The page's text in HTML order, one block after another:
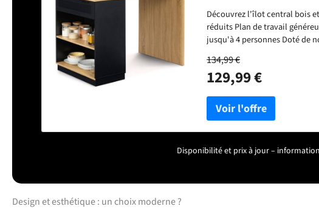
Découvrez l'îlot central bois
réduits Plan de travail
jusqu'à 4 personnes Doté de
Plateau épaisseur 3 cm
Hauteur 90,5 cm
134,99 €
129,99 €
Disponibilité et prix à jour –
Design et esthétique : un choix moderne ?